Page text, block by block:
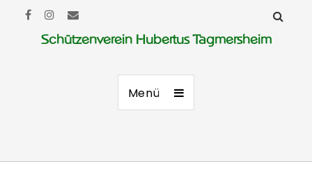
Schützenverein Hubertus Tagmersheim
Menü